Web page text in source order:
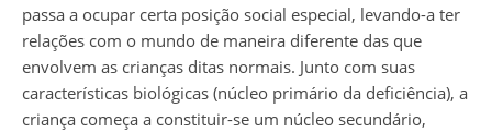
passa a ocupar certa posição social especial, levando-a ter
relações com o mundo de maneira diferente das que
envolvem as crianças ditas normais. Junto com suas
características biológicas (núcleo primário da deficiência), a
criança começa a constituir-se um núcleo secundário,